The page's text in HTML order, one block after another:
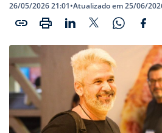
26/05/2026 21:01•Atualizado em 25/06/